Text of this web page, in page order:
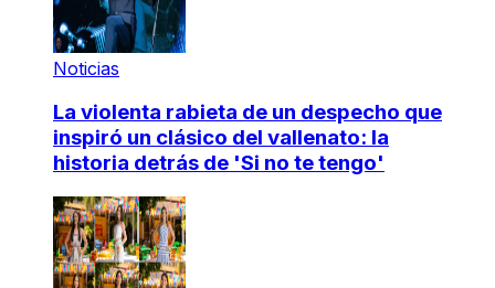
Noticias
La violenta rabieta de un despecho que
inspiró un clásico del vallenato: la
historia detrás de 'Si no te tengo'